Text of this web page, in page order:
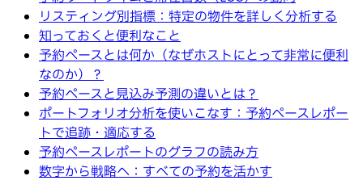
リスティング別指標：特定の物件を詳しく分析する
知っておくと便利なこと
予約ペースとは何か（なぜホストにとって非常に便利
なのか）？
予約ペースと見込み予測の違いとは？
ポートフォリオ分析を使いこなす：予約ペースレポー
トで追跡・適応する
予約ペースレポートのグラフの読み方
数字から戦略へ：すべての予約を活かす